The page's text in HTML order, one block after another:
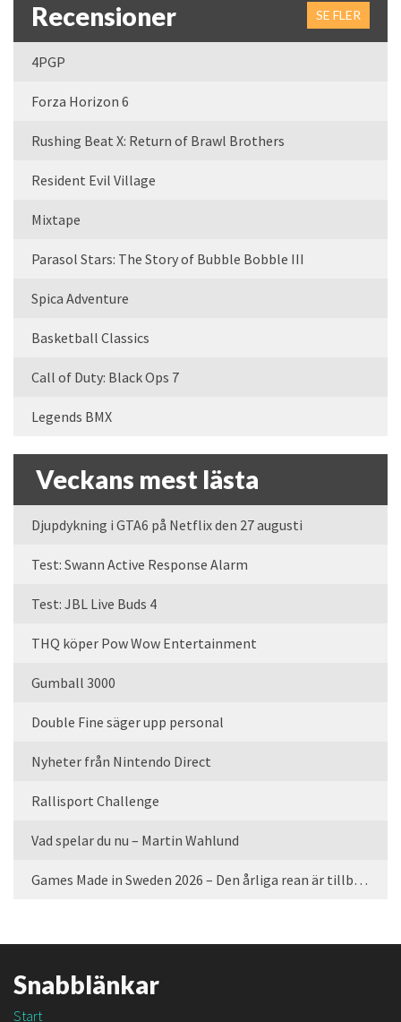
Recensioner SE FLER
4PGP
Forza Horizon 6
Rushing Beat X: Return of Brawl Brothers
Resident Evil Village
Mixtape
Parasol Stars: The Story of Bubble Bobble III
Spica Adventure
Basketball Classics
Call of Duty: Black Ops 7
Legends BMX
Veckans mest lästa
Djupdykning i GTA6 på Netflix den 27 augusti
Test: Swann Active Response Alarm
Test: JBL Live Buds 4
THQ köper Pow Wow Entertainment
Gumball 3000
Double Fine säger upp personal
Nyheter från Nintendo Direct
Rallisport Challenge
Vad spelar du nu – Martin Wahlund
Games Made in Sweden 2026 – Den årliga rean är tillbaka
Snabblänkar
Start